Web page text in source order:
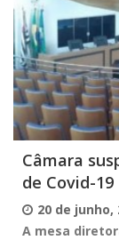
Câmara
de Covid-19
20 de junho,
A mesa